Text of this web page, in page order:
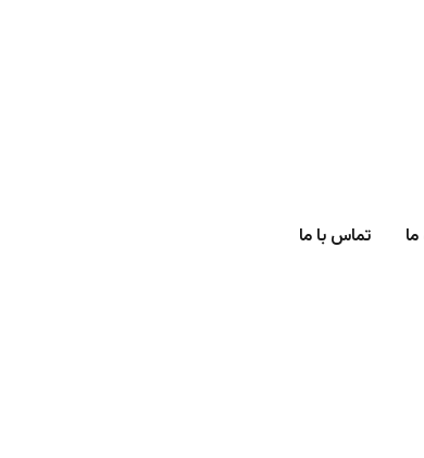
ما تماس با ما